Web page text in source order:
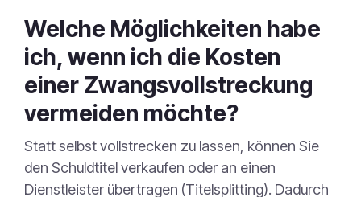
Welche Möglichkeiten habe
ich, wenn ich die Kosten
einer Zwangsvollstreckung
vermeiden möchte?
Statt selbst vollstrecken zu lassen, können Sie
den Schuldtitel verkaufen oder an einen
Dienstleister übertragen (Titelsplitting). Dadurch